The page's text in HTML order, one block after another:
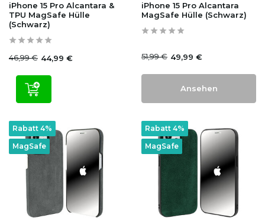
iPhone 15 Pro Alcantara &
TPU MagSafe Hülle
(Schwarz)
46,99 € 44,99 €
iPhone 15 Pro Alcantara
MagSafe Hülle (Schwarz)
51,99 € 49,99 €
Ansehen
MagSafe
Rabatt 4%
MagSafe
Rabatt 4%